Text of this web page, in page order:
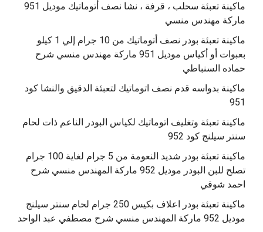
ماكينة تعبئة سحلب ، قرفة ، نشا نصف أتوماتيك موديل 951
ماركة مهندس منسي
ماكينة تعبئة بودر نصف أتوماتيك من 10 جرام إلي 1 كيلو
بعبوات أو أكياس موديل 951 ماركة مهندس منسي شرح
حماده السنباطي
ماكينة بدواسه قدم نصف اتوماتيك لتعبئة الدقيق والنشا كود
951
ماكينة تعبئة وتغليف اتوماتيك لكياس البودر الناعم ذات لحام
سنتر سيلنج كود 952
ماكينة تعبئة بودر شديد النعومة من 5 جرام لغاية 100 جرام
تصلح للبن البودر موديل 952 ماركة المهندس منسي شرح
احمد شوقي
ماكينة تعبئة بودر اعلاف بكيس 250 جرام لحام سنتر سيلنج
موديل 952 ماركة المهندس منسي شرح مصطفي عبد الواحد